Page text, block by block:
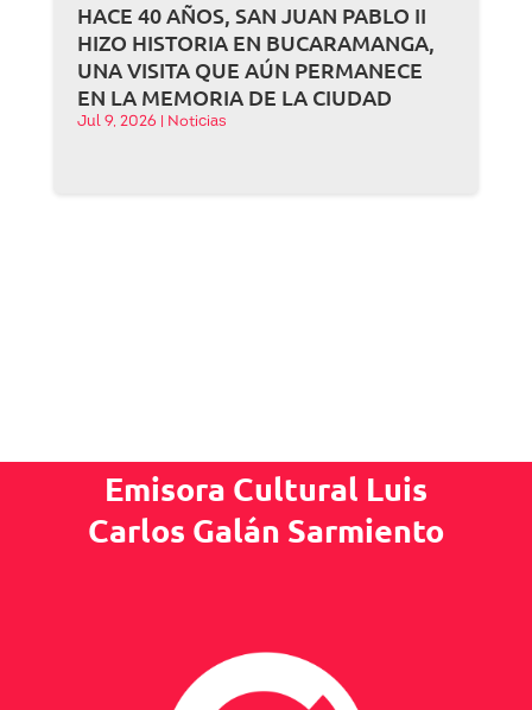
HACE 40 AÑOS, SAN JUAN PABLO II
HIZO HISTORIA EN BUCARAMANGA,
UNA VISITA QUE AÚN PERMANECE
EN LA MEMORIA DE LA CIUDAD
Jul 9, 2026 Noticias
Emisora Cultural Luis
Carlos Galán Sarmiento